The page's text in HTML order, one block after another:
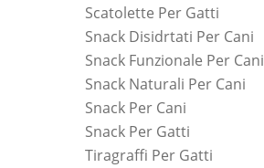
Scatolette Per Gatti
Snack Disidrtati Per Cani
Snack Funzionale Per Cani
Snack Naturali Per Cani
Snack Per Cani
Snack Per Gatti
Tiragraffi Per Gatti